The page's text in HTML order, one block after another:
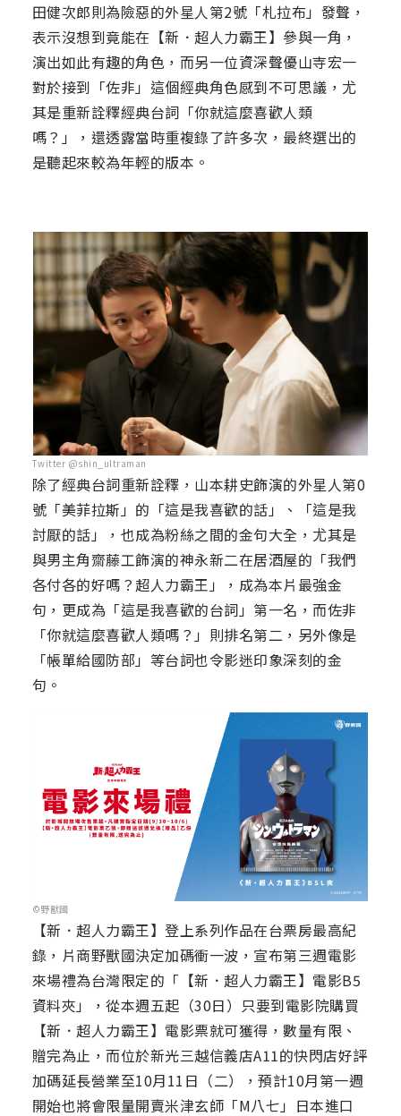
田健次郎則為險惡的外星人第2號「札拉布」發聲，
表示沒想到竟能在【新．超人力霸王】參與一角，
演出如此有趣的角色，而另一位資深聲優山寺宏一
對於接到「佐非」這個經典角色感到不可思議，尤
其是重新詮釋經典台詞「你就這麼喜歡人類
嗎？」，還透露當時重複錄了許多次，最終選出的
是聽起來較為年輕的版本。
Twitter @shin_ultraman
除了經典台詞重新詮釋，山本耕史飾演的外星人第0
號「美菲拉斯」的「這是我喜歡的話」、「這是我
討厭的話」，也成為粉絲之間的金句大全，尤其是
與男主角齋藤工飾演的神永新二在居酒屋的「我們
各付各的好嗎？超人力霸王」，成為本片最強金
句，更成為「這是我喜歡的台詞」第一名，而佐非
「你就這麼喜歡人類嗎？」則排名第二，另外像是
「帳單給國防部」等台詞也令影迷印象深刻的金
句。
©野獸國
【新．超人力霸王】登上系列作品在台票房最高紀
錄，片商野獸國決定加碼衝一波，宣布第三週電影
來場禮為台灣限定的「【新．超人力霸王】電影B5
資料夾」，從本週五起（30日）只要到電影院購買
【新．超人力霸王】電影票就可獲得，數量有限、
贈完為止，而位於新光三越信義店A11的快閃店好評
加碼延長營業至10月11日（二），預計10月第一週
開始也將會限量開賣米津玄師「M八七」日本進口